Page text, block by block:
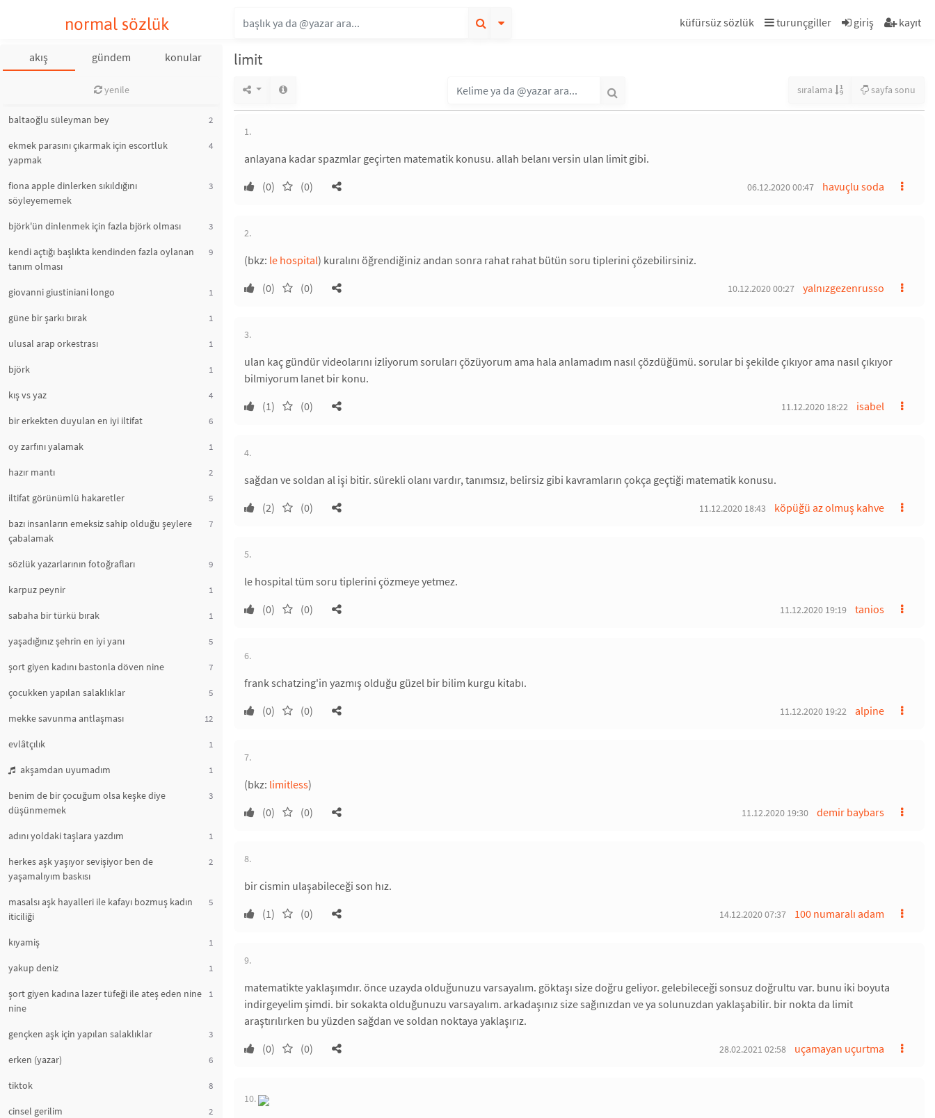
normal sözlük küfürsüz sözlük turunçgiller giriş kayıt
akış gündem konular
yenile
baltaoğlu süleyman bey 2
ekmek parasını çıkarmak için escortluk
yapmak
4
fiona apple dinlerken sıkıldığını
söyleyememek
3
björk'ün dinlenmek için fazla björk olması 3
kendi açtığı başlıkta kendinden fazla oylanan
tanım olması
9
giovanni giustiniani longo 1
güne bir şarkı bırak 1
ulusal arap orkestrası 1
björk 1
kış vs yaz 4
bir erkekten duyulan en iyi iltifat 6
oy zarfını yalamak 1
hazır mantı 2
iltifat görünümlü hakaretler 5
bazı insanların emeksiz sahip olduğu şeylere
çabalamak
7
sözlük yazarlarının fotoğrafları 9
karpuz peynir 1
sabaha bir türkü bırak 1
yaşadığınız şehrin en iyi yanı 5
şort giyen kadını bastonla döven nine 7
çocukken yapılan salaklıklar 5
mekke savunma antlaşması 12
evlâtçılık 1
akşamdan uyumadım 1
benim de bir çocuğum olsa keşke diye
düşünmemek
3
adını yoldaki taşlara yazdım 1
herkes aşk yaşıyor sevişiyor ben de
yaşamalıyım baskısı
2
masalsı aşk hayalleri ile kafayı bozmuş kadın
iticiliği
5
kıyamiş 1
yakup deniz 1
şort giyen kadına lazer tüfeği ile ateş eden nine
nine
1
gençken aşk için yapılan salaklıklar 3
erken (yazar) 6
tiktok 8
cinsel gerilim 2
limit
sıralama sayfa sonu
1.
anlayana kadar spazmlar geçirten matematik konusu. allah belanı versin ulan limit gibi.
(0)
(0) havuçlu soda
06.12.2020 00:47
2.
(bkz: le hospital) kuralını öğrendiğiniz andan sonra rahat rahat bütün soru tiplerini çözebilirsiniz.
(0)
(0) yalnızgezenrusso
10.12.2020 00:27
3.
ulan kaç gündür videolarını izliyorum soruları çözüyorum ama hala anlamadım nasıl çözdüğümü. sorular bi şekilde çıkıyor ama nasıl çıkıyor
bilmiyorum lanet bir konu.
(1)
(0) isabel
11.12.2020 18:22
4.
sağdan ve soldan al işi bitir. sürekli olanı vardır, tanımsız, belirsiz gibi kavramların çokça geçtiği matematik konusu.
(2)
(0) köpüğü az olmuş kahve
11.12.2020 18:43
5.
le hospital tüm soru tiplerini çözmeye yetmez.
(0)
(0) tanios
11.12.2020 19:19
6.
frank schatzing'in yazmış olduğu güzel bir bilim kurgu kitabı.
(0)
(0) alpine
11.12.2020 19:22
7.
(bkz: limitless)
(0)
(0) demir baybars
11.12.2020 19:30
8.
bir cismin ulaşabileceği son hız.
(1)
(0) 100 numaralı adam
14.12.2020 07:37
9.
matematikte yaklaşımdır. önce uzayda olduğunuzu varsayalım. göktaşı size doğru geliyor. gelebileceği sonsuz doğrultu var. bunu iki boyuta
indirgeyelim şimdi. bir sokakta olduğunuzu varsayalım. arkadaşınız size sağınızdan ve ya solunuzdan yaklaşabilir. bir nokta da limit
araştırılırken bu yüzden sağdan ve soldan noktaya yaklaşırız.
(0)
(0) uçamayan uçurtma
28.02.2021 02:58
10.